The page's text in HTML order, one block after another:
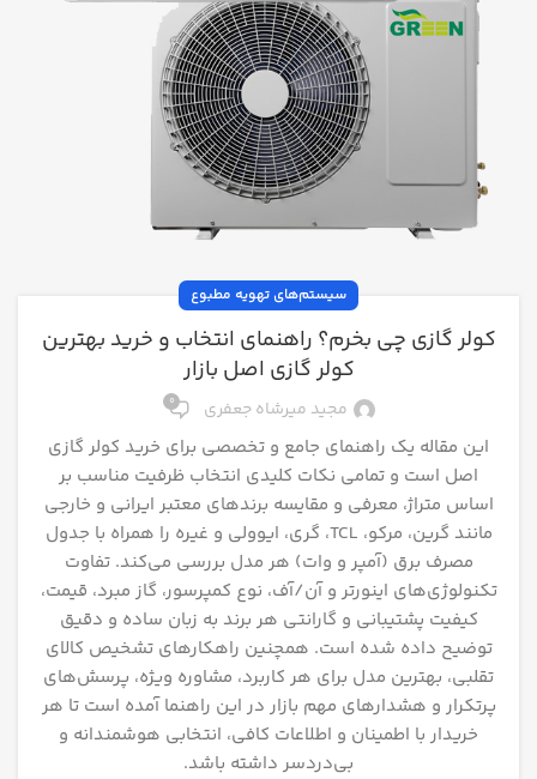
سیستم‌های تهویه مطبوع
کولر گازی چی بخرم؟ راهنمای انتخاب و خرید بهترین
کولر گازی اصل بازار
مجید میرشاه جعفری 0
این مقاله یک راهنمای جامع و تخصصی برای خرید کولر گازی
اصل است و تمامی نکات کلیدی انتخاب ظرفیت مناسب بر
اساس متراژ، معرفی و مقایسه برندهای معتبر ایرانی و خارجی
مانند گرین، مرکو، TCL، گری، ایوولی و غیره را همراه با جدول
مصرف برق (آمپر و وات) هر مدل بررسی می‌کند. تفاوت
تکنولوژی‌های اینورتر و آن/آف، نوع کمپرسور، گاز مبرد، قیمت،
کیفیت پشتیبانی و گارانتی هر برند به زبان ساده و دقیق
توضیح داده شده است. همچنین راهکارهای تشخیص کالای
تقلبی، بهترین مدل برای هر کاربرد، مشاوره ویژه، پرسش‌های
پرتکرار و هشدارهای مهم بازار در این راهنما آمده است تا هر
خریدار با اطمینان و اطلاعات کافی، انتخابی هوشمندانه و
بی‌دردسر داشته باشد.